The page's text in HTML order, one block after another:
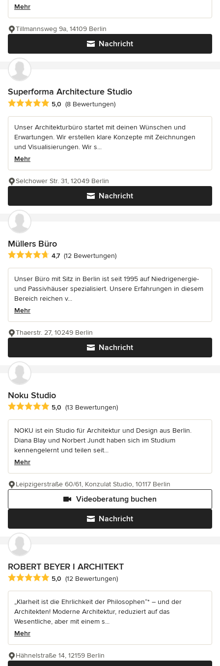
Mehr
Nachricht
Tillmannsweg 9a, 14109 Berlin
Superforma Architecture Studio
Durchschnittliche Bewertung: 5 von 5 Sternen
5,0 (8 Bewertungen)
Unser Architekturbüro startet mit deinen Wünschen und
Erwartungen. Wir erstellen klare Konzepte mit Zeichnungen
und Visualisierungen. Wir s...
Mehr
Nachricht
Selchower Str. 31, 12049 Berlin
Müllers Büro
Durchschnittliche Bewertung: 4.7 von 5 Sternen
4,7 (12 Bewertungen)
Unser Büro mit Sitz in Berlin ist seit 1995 auf Niedrigenergie-
und Passivhäuser spezialisiert. Unsere Erfahrungen in diesem
Bereich reichen v...
Mehr
Nachricht
Thaerstr. 27, 10249 Berlin
Noku Studio
Durchschnittliche Bewertung: 5 von 5 Sternen
5,0 (13 Bewertungen)
NOKU ist ein Studio für Architektur und Design aus Berlin.
Diana Blay und Norbert Jundt haben sich im Studium
kennengelernt und teilen seit...
Mehr
Nachricht
Videoberatung buchen
Leipzigerstraße 60/61, Konzulat Studio, 10117 Berlin
ROBERT BEYER I ARCHITEKT
Durchschnittliche Bewertung: 5 von 5 Sternen
5,0 (12 Bewertungen)
„Klarheit ist die Ehrlichkeit der Philosophen“* – und der
Architekten! Moderne Architektur, reduziert auf das
Wesentliche, aber mit einem s...
Mehr
Hähnelstraße 14, 12159 Berlin